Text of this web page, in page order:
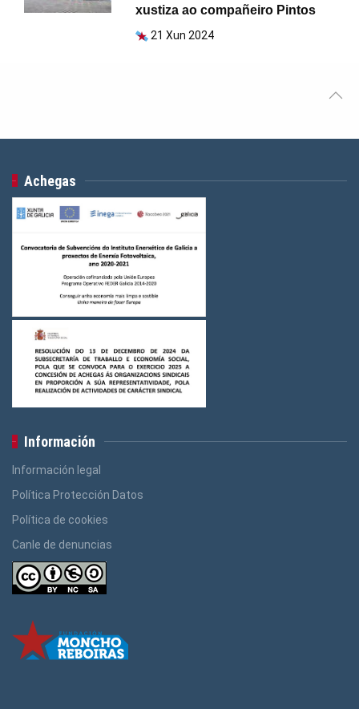
xustiza ao compañeiro Pintos
21 Xun 2024
Achegas
Información
Información legal
Política Protección Datos
Política de cookies
Canle de denuncias